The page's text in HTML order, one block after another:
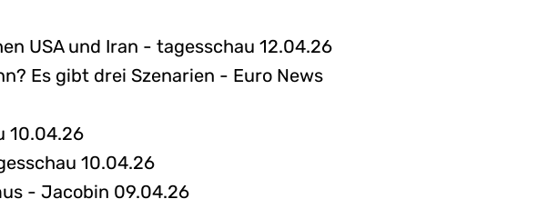
USA und Iran - tagesschau 12.04.26
Es gibt drei Szenarien - Euro News
10.04.26
10.04.26
- Jacobin 09.04.26